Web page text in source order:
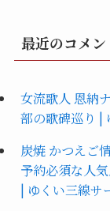
最近のコメン
女流歌人 恩納
部の歌碑巡り |
炭焼 かつえご
予約必須な人
| ゆくい三線サ